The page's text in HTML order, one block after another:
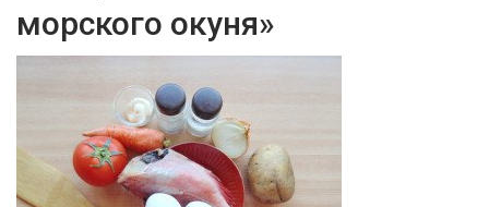
морского окуня»